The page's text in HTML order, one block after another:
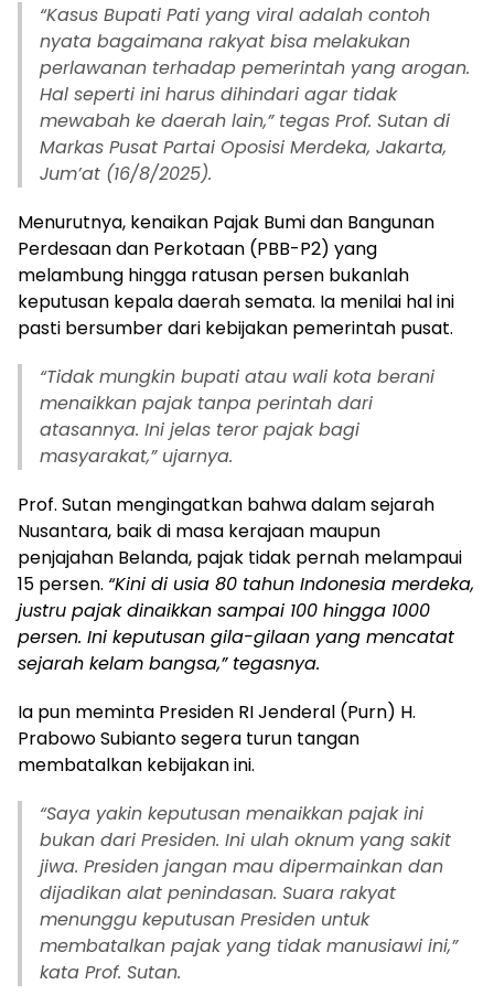
“Kasus Bupati Pati yang viral adalah contoh
nyata bagaimana rakyat bisa melakukan
perlawanan terhadap pemerintah yang arogan.
Hal seperti ini harus dihindari agar tidak
mewabah ke daerah lain,” tegas Prof. Sutan di
Markas Pusat Partai Oposisi Merdeka, Jakarta,
Jum’at (16/8/2025).
Menurutnya, kenaikan Pajak Bumi dan Bangunan
Perdesaan dan Perkotaan (PBB-P2) yang
melambung hingga ratusan persen bukanlah
keputusan kepala daerah semata. Ia menilai hal ini
pasti bersumber dari kebijakan pemerintah pusat.
“Tidak mungkin bupati atau wali kota berani
menaikkan pajak tanpa perintah dari
atasannya. Ini jelas teror pajak bagi
masyarakat,” ujarnya.
Prof. Sutan mengingatkan bahwa dalam sejarah
Nusantara, baik di masa kerajaan maupun
penjajahan Belanda, pajak tidak pernah melampaui
15 persen. “Kini di usia 80 tahun Indonesia merdeka,
justru pajak dinaikkan sampai 100 hingga 1000
persen. Ini keputusan gila-gilaan yang mencatat
sejarah kelam bangsa,” tegasnya.
Ia pun meminta Presiden RI Jenderal (Purn) H.
Prabowo Subianto segera turun tangan
membatalkan kebijakan ini.
“Saya yakin keputusan menaikkan pajak ini
bukan dari Presiden. Ini ulah oknum yang sakit
jiwa. Presiden jangan mau dipermainkan dan
dijadikan alat penindasan. Suara rakyat
menunggu keputusan Presiden untuk
membatalkan pajak yang tidak manusiawi ini,”
kata Prof. Sutan.